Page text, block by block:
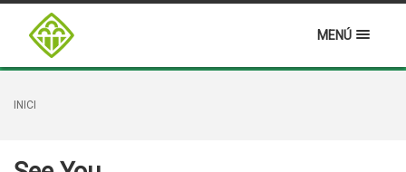
MENÚ
INICI